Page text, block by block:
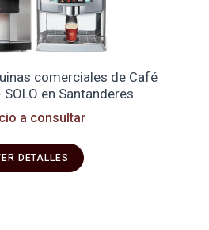
comerciales de Café
en Santanderes
a consultar
DETALLES